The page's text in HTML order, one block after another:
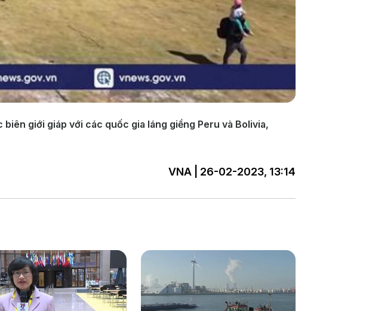
giới giáp với các quốc gia láng giềng Peru và Bolivia,
VNA | 26-02-2023, 13:14